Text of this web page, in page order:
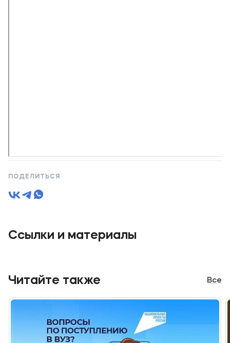
ПОДЕЛИТЬСЯ
Ссылки и материалы
Читайте также Все